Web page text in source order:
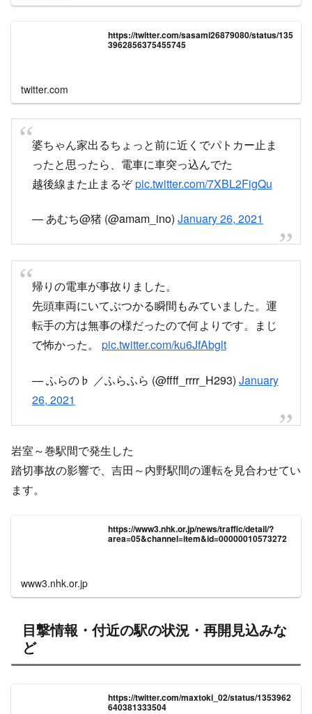
https://twitter.com/sasami26879080/status/135
3962856375455745
twitter.com
婆ちゃん家出るちょっと前に近くでパトカー止ま
ったと思ったら、電車に車突っ込んでた
越後線また止まるぞpic.twitter.com/7XBL2FigQu
— あむち@猪 (@amam_ino) January 26, 2021
帰りの電車が事故りました。
先頭車両にいてぶつかる瞬間もみていました。運
転手の方は無事の様だったので何よりです。まじ
で怖かった。 pic.twitter.com/ku6JfAbglt
— ふらの♭ ／ふらふら (@ffff_rrrr_H293) January
26, 2021
岩室～巻駅間で発生した
踏切事故の影響で、吉田～内野駅間の運転を見合わせてい
ます。
https://www3.nhk.or.jp/news/traffic/detail/?
area=05&channel=item&id=00000010573272
www3.nhk.or.jp
目撃情報・付近の駅の状況・再開見込みな
ど
https://twitter.com/maxtoki_02/status/1353962
640381333504